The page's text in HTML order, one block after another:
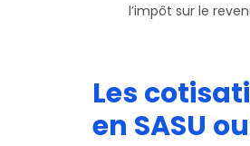
l’impôt sur le
Les
en SASU